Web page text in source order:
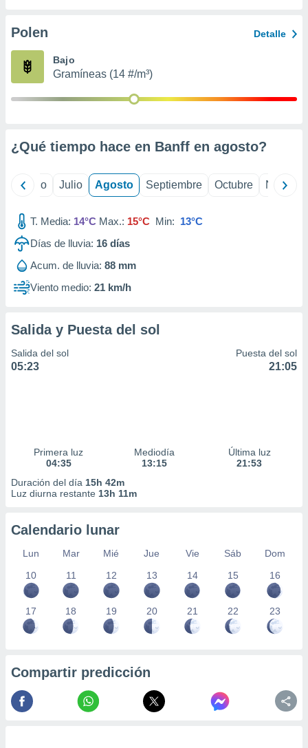
e
mediante
publicidad
publicidad
1199
Polen Detalle
Bajo
Gramíneas (14 #/m³)
¿Qué tiempo hace en Banff en agosto?
Junio Julio Agosto Septiembre Octubre
T. Media: 14°C Max.: 15°C Min: 13°C
Días de lluvia: 16 días
Acum. de lluvia: 88 mm
Viento medio: 21 km/h
Salida y Puesta del sol
Salida del sol
05:23
Puesta del sol
21:05
Primera luz
04:35
Mediodía
13:15
Última luz
21:53
Duración del día 15h 42m
Luz diurna restante 13h 11m
Calendario lunar
Lun Mar Mié Jue Vie Sáb
Dom
10
11 12 13 14 15 16
17 18 19 20 21 22 23
Compartir predicción